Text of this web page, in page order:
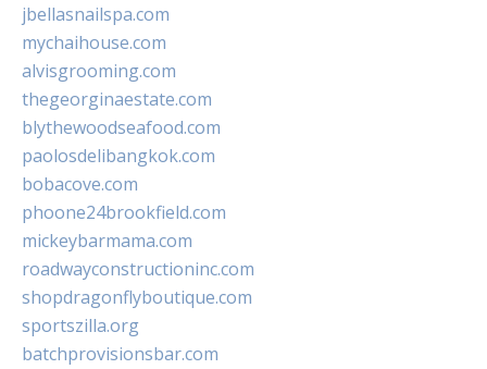
jbellasnailspa.com
mychaihouse.com
alvisgrooming.com
thegeorginaestate.com
blythewoodseafood.com
paolosdelibangkok.com
bobacove.com
phoone24brookfield.com
mickeybarmama.com
roadwayconstructioninc.com
shopdragonflyboutique.com
sportszilla.org
batchprovisionsbar.com